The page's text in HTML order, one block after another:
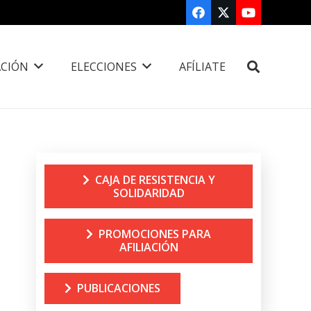
ELECCIONES AFÍLIATE
CAJA DE RESISTENCIA Y
SOLIDARIDAD
PROMOCIONES PARA
AFILIACIÓN
PUBLICACIONES